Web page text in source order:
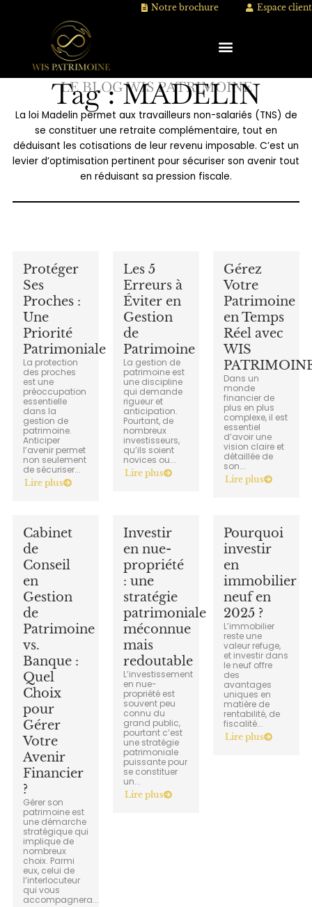
Notre brochure Espace client
LE BLOG WIS PATRIMOINE
Tag : MADELIN
La loi Madelin permet aux travailleurs non-salariés (TNS) de
se constituer une retraite complémentaire, tout en
déduisant les cotisations de leur revenu imposable. C’est un
levier d’optimisation pertinent pour sécuriser son avenir tout
en réduisant sa pression fiscale.
Protéger
Ses
Proches :
Une
Priorité
Patrimoniale
La protection
des proches
est une
préoccupation
essentielle
dans la
gestion de
patrimoine.
Anticiper
l’avenir permet
non seulement
de sécuriser...
Lire plus
Les 5
Erreurs à
Éviter en
Gestion
de
Patrimoine
La gestion de
patrimoine est
une discipline
qui demande
rigueur et
anticipation.
Pourtant, de
nombreux
investisseurs,
qu’ils soient
novices ou...
Lire plus
Gérez
Votre
Patrimoine
en Temps
Réel avec
WIS
Dans un
monde
financier de
plus en plus
complexe, il est
essentiel
d’avoir une
vision claire et
détaillée de
son...
Lire plus
Cabinet
de
Conseil
en
Gestion
de
Patrimoine
vs.
Banque :
Quel
Choix
pour
Gérer
Votre
Avenir
Financier
?
Gérer son
patrimoine est
une démarche
stratégique qui
implique de
nombreux
choix. Parmi
eux, celui de
l’interlocuteur
qui vous
accompagnera...
Investir
en nue-
propriété
: une
stratégie
patrimoniale
méconnue
mais
redoutable
L’investissement
en nue-
propriété est
souvent peu
connu du
grand public,
pourtant c’est
une stratégie
patrimoniale
puissante pour
se constituer
un...
Lire plus
Pourquoi
investir
en
immobilier
neuf en
2025 ?
L’immobilier
reste une
valeur refuge,
et investir dans
le neuf offre
des
avantages
uniques en
matière de
rentabilité, de
fiscalité...
Lire plus